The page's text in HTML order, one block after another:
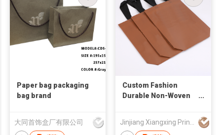
Paper bag packaging
bag brand
大同首饰盒厂有限公司
Custom Fashion
Durable Non-Woven
Nonwoven Shopping